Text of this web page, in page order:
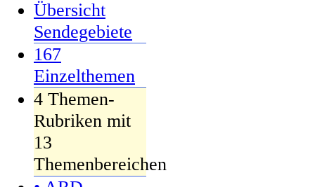
Übersicht
Sendegebiete
167
Einzelthemen
4 Themen-
Rubriken mit
13
Themenbereichen